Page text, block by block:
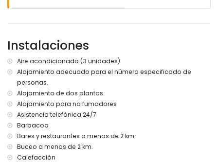
Orilla o costa más cercana: Mediterráneo (a menos de
Puerto más cercano: Puerto de Moraira (a 2 kilómetros de la
Parque más cercano a menos de 1000 metros de la villa
Aeropuerto más cercano: Alicante (a menos de 100
kilómetros de la villa)
Segundo aeropuerto más cercano: Valencia (> 100
kilómetros)
No se permite fumar
No se admiten mascotas
El alojamiento es muy adecuado para familias con niños
Instalaciones y servicios incluidos en el precio del alquiler
de la villa
Instalaciones
Aire acondicionado (3 unidades)
Alojamiento adecuado para el número especificado de
personas.
Alojamiento de dos plantas.
Alojamiento para no fumadores
Asistencia telefónica 24/7
Barbacoa
Bares y restaurantes a menos de 2 km.
Buceo a menos de 2 km.
Calefacción